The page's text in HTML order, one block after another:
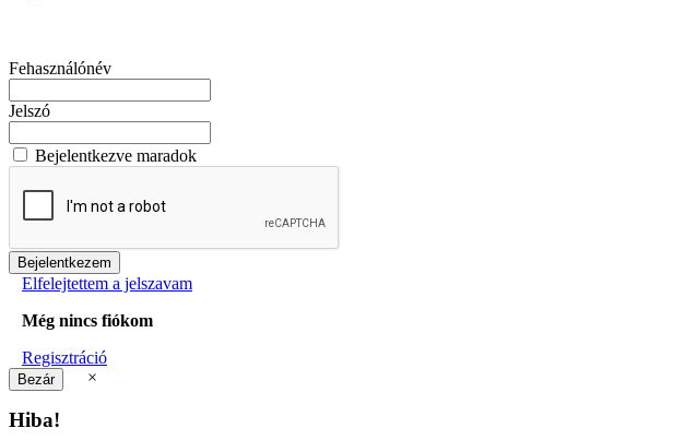
Fehasználónév
Jelszó
Bejelentkezve maradok
Elfelejtettem a jelszavam
Még nincs fiókom
Regisztráció
×
Hiba!